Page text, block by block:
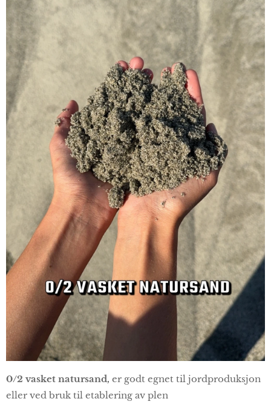
0/2 vasket natursand, er godt egnet til jordproduksjon
eller ved bruk til etablering av plen